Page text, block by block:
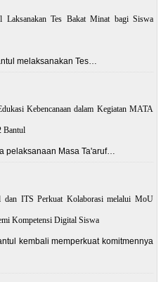
Tes Bakat Minat bagi Siswa
melaksanakan Tes…
Kebencanaan dalam Kegiatan MATA
pelaksanaan Masa Ta'aruf…
ITS Perkuat Kolaborasi melalui MoU
Kompetensi Digital Siswa
kembali memperkuat komitmennya